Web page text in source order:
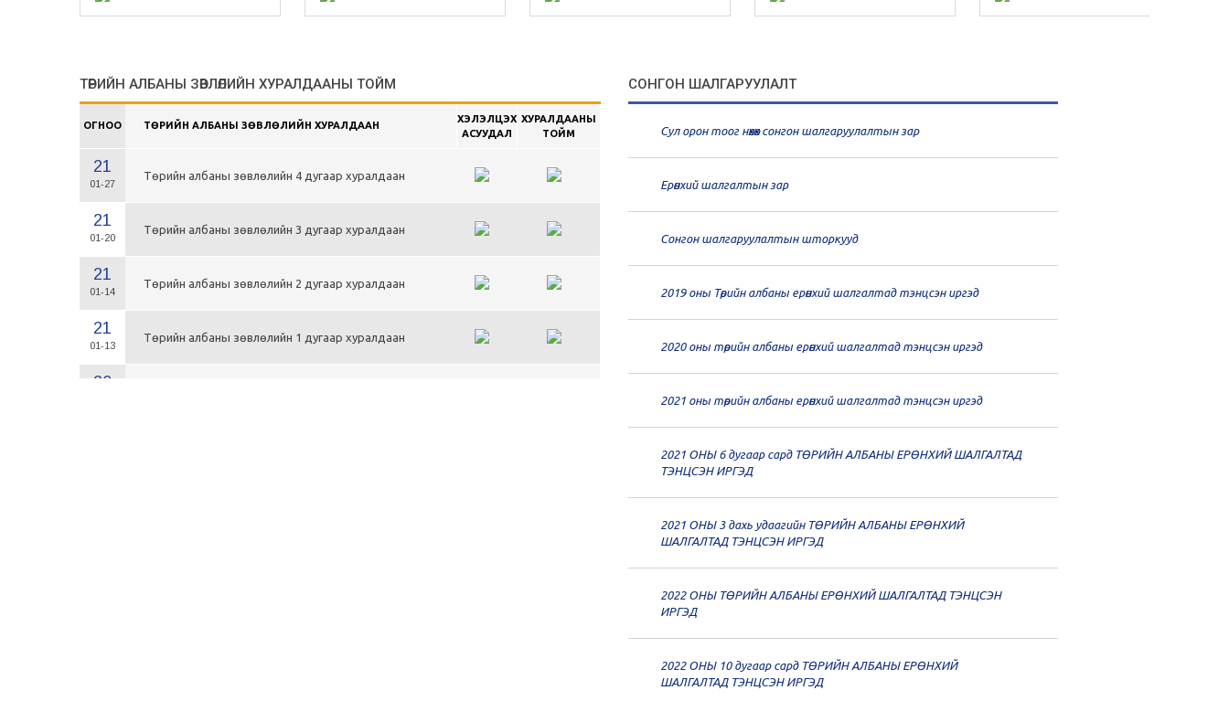
ТӨРИЙН АЛБАНЫ ЗӨВЛӨЛИЙН ХУРАЛДААНЫ ТОЙМ
ОГНОО ТӨРИЙН АЛБАНЫ ЗӨВЛӨЛИЙН ХУРАЛДААН
ХЭЛЭЛЦЭХ
АСУУДАЛ
ХУРАЛДААНЫ
ТОЙМ
21
01-27
Төрийн албаны зөвлөлийн 4 дугаар хуралдаан
21
01-20
Төрийн албаны зөвлөлийн 3 дугаар хуралдаан
21
01-14
Төрийн албаны зөвлөлийн 2 дугаар хуралдаан
21
01-13
Төрийн албаны зөвлөлийн 1 дугаар хуралдаан
20
СОНГОН ШАЛГАРУУЛАЛТ
Сул орон тоог нөхөх сонгон шалгаруулалтын зар
Ерөнхий шалгалтын зар
Сонгон шалгаруулалтын шторкууд
2019 оны Төрийн албаны ерөнхий шалгалтад тэнцсэн иргэд
2020 оны төрийн албаны ерөнхий шалгалтад тэнцсэн иргэд
2021 оны төрийн албаны ерөнхий шалгалтад тэнцсэн иргэд
2021 ОНЫ 6 дугаар сард ТӨРИЙН АЛБАНЫ ЕРӨНХИЙ ШАЛГАЛТАД
ТЭНЦСЭН ИРГЭД
2021 ОНЫ 3 дахь удаагийн ТӨРИЙН АЛБАНЫ ЕРӨНХИЙ
ШАЛГАЛТАД ТЭНЦСЭН ИРГЭД
2022 ОНЫ ТӨРИЙН АЛБАНЫ ЕРӨНХИЙ ШАЛГАЛТАД ТЭНЦСЭН
ИРГЭД
2022 ОНЫ 10 дугаар сард ТӨРИЙН АЛБАНЫ ЕРӨНХИЙ
ШАЛГАЛТАД ТЭНЦСЭН ИРГЭД